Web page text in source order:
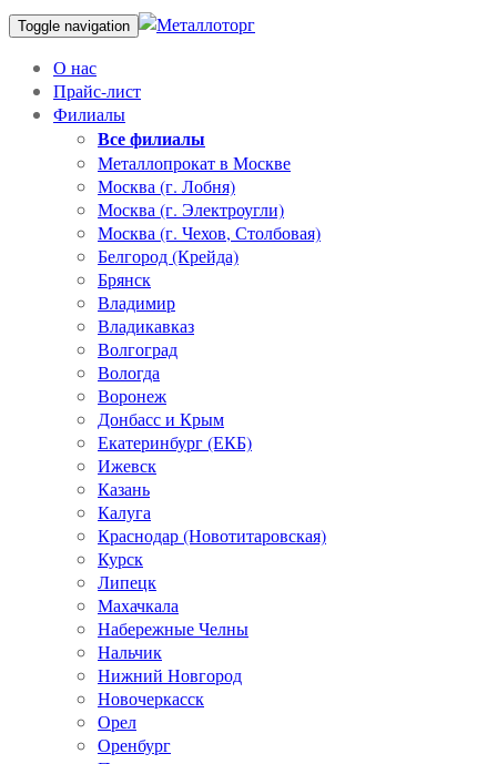
Toggle navigation
О нас
Прайс-лист
Филиалы
Все филиалы
Металлопрокат в Москве
Москва (г. Лобня)
Москва (г. Электроугли)
Москва (г. Чехов, Столбовая)
Белгород (Крейда)
Брянск
Владимир
Владикавказ
Волгоград
Вологда
Воронеж
Донбасс и Крым
Екатеринбург (ЕКБ)
Ижевск
Казань
Калуга
Краснодар (Новотитаровская)
Курск
Липецк
Махачкала
Набережные Челны
Нальчик
Нижний Новгород
Новочеркасск
Орел
Оренбург